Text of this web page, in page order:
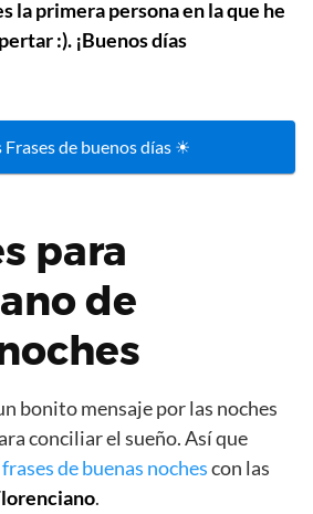
la primera persona en la que he
:). ¡Buenos días
Frases de buenos días ☀
para
de
bonito mensaje por las noches
conciliar el sueño. Así que
frases de buenas nochescon las
.